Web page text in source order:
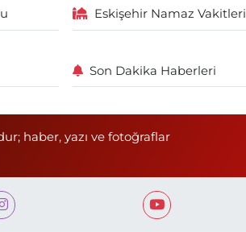
Eskişehir Namaz Vakitleri
Son Dakika Haberleri
haber, yazı ve fotoğraflar